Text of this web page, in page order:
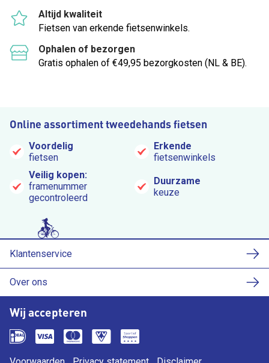
Altijd kwaliteit
Fietsen van erkende fietsenwinkels.
Ophalen of bezorgen
Gratis ophalen of €49,95 bezorgkosten (NL & BE).
Online assortiment tweedehands fietsen
Voordelig
fietsen
Erkende
fietsenwinkels
Veilig kopen:
framenummer
gecontroleerd
Duurzame
keuze
Klantenservice
Over ons
Wij accepteren